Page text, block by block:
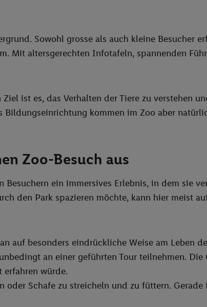
Sowohl grosse als auch kleine Besucher
Mit altersgerechten Infotafeln, spannenden
ist es, das Verhalten der Tiere zu verstehen
kommen im Zoo aber
Zoo-Besuch aus
ein immersives Erlebnis, in dem sie
den Park spazieren möchte, kann hier meist
auf besonders eindrückliche Weise am Leben
an einer geführten Tour teilnehmen. Die
würde.
oder Schafe zu streicheln und zu füttern.